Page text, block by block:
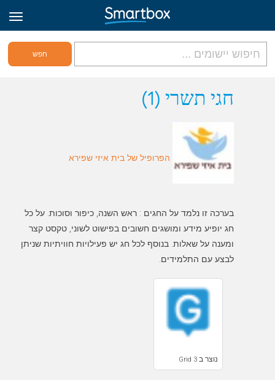
גריד אונליין
הירשם לאתר
חגי תשרי (1)
הפרופיל של בית איזי שפירא
בערכה זו נלמד על החגים : ראש השנה, כיפור וסוכות. על כל
חג יופיע מידע ומושגים חשובים בפישוט לשוני, טקסט קצר
ומענה על שאלות. בנוסף לכל חג יש פעילויות חוויתיות שניתן
לבצע עם התלמידים.
נוצר ב Grid 3